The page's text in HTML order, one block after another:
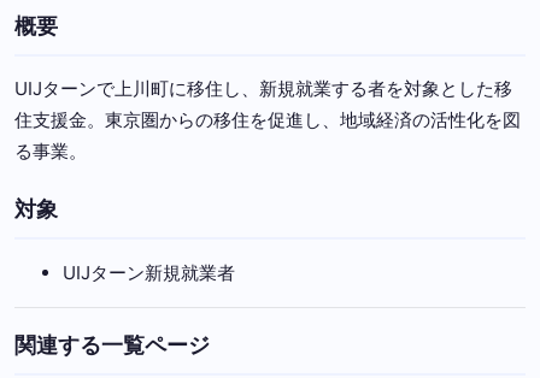
概要
UIJターンで上川町に移住し、新規就業する者を対象とした移
住支援金。東京圏からの移住を促進し、地域経済の活性化を図
る事業。
対象
UIJターン新規就業者
関連する一覧ページ